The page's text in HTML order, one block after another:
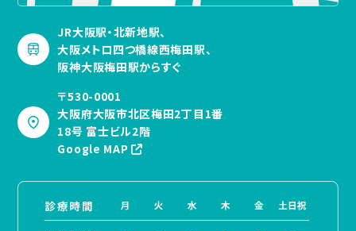
JR大阪駅・北新地駅、
大阪メトロ四つ橋線西梅田駅、
阪神大阪梅田駅からすぐ
〒530-0001
大阪府大阪市北区梅田2丁目1番
18号 富士ビル2階
Google MAP